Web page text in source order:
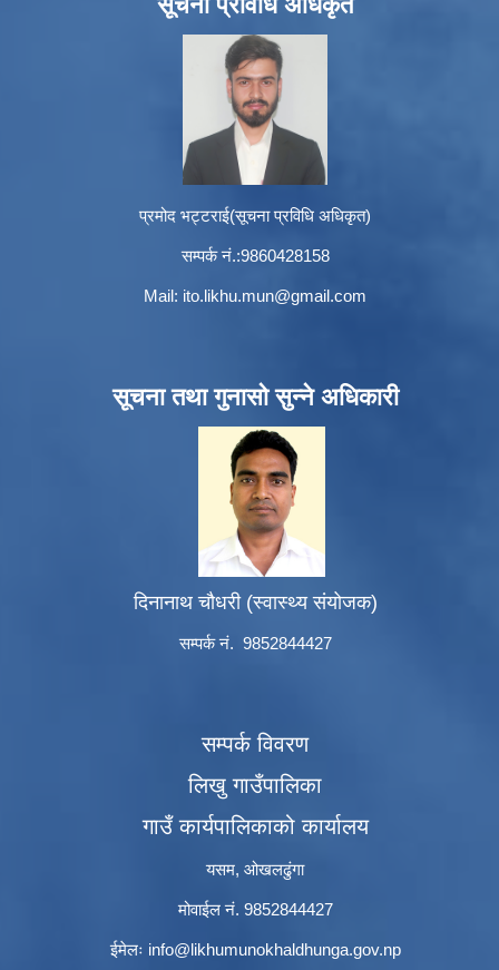
प्रमोद भट्टराई(सूचना प्रविधि अधिकृत)
सम्पर्क नं.:9860428158
Mail: ito.likhu.mun@gmail.com
सूचना तथा गुनासो सुन्ने अधिकारी
दिनानाथ चौधरी (स्वास्थ्य संयोजक)
सम्पर्क नं. 9852844427
सम्पर्क विवरण
लिखु गाउँपालिका
गाउँ कार्यपालिकाको कार्यालय
यसम, ओखलढुंगा
मोवाईल नं. 9852844427
ईमेलः info@likhumunokhaldhunga.gov.np